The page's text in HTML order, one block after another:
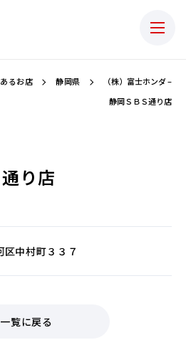
るお店 静岡県
（株）富士ホンダ –
静岡ＳＢＳ通り店
り店
区中村町３３７
一覧に戻る